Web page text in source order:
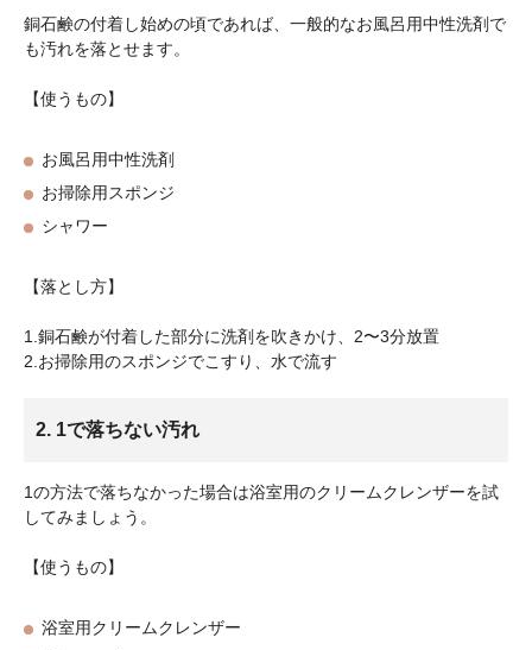
銅石鹸の付着し始めの頃であれば、一般的なお風呂用中性洗剤で
も汚れを落とせます。
【使うもの】
お風呂用中性洗剤
お掃除用スポンジ
シャワー
【落とし方】
1.銅石鹸が付着した部分に洗剤を吹きかけ、2〜3分放置
2.お掃除用のスポンジでこすり、水で流す
2. 1で落ちない汚れ
1の方法で落ちなかった場合は浴室用のクリームクレンザーを試
してみましょう。
【使うもの】
浴室用クリームクレンザー